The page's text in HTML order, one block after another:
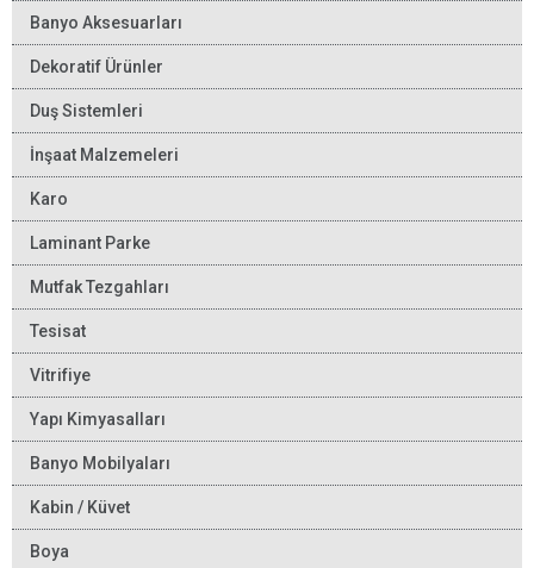
Banyo Aksesuarları
Dekoratif Ürünler
Duş Sistemleri
İnşaat Malzemeleri
Karo
Laminant Parke
Mutfak Tezgahları
Tesisat
Vitrifiye
Yapı Kimyasalları
Banyo Mobilyaları
Kabin / Küvet
Boya